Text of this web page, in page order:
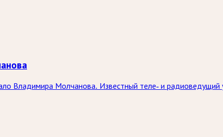
Владимира Молчанова. Известный теле‑ и